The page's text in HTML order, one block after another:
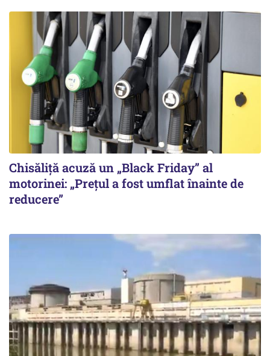
Chisăliță acuză un „Black Friday” al
motorinei: „Prețul a fost umflat înainte de
reducere”